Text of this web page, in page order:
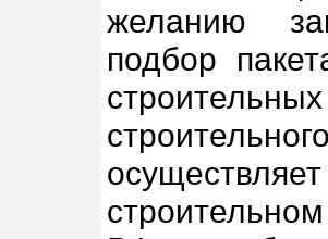
желанию
подбор